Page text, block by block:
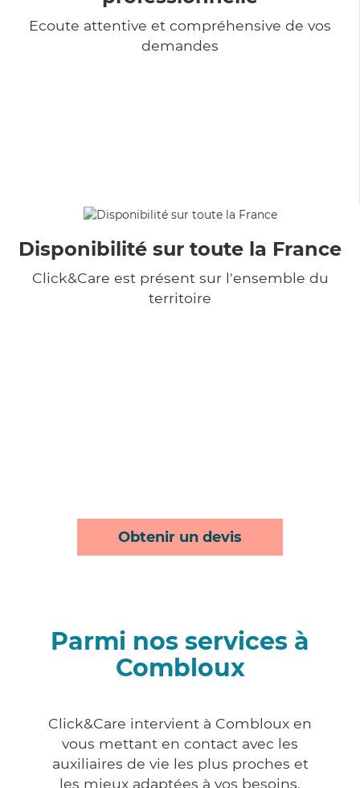
Ecoute attentive et compréhensive de vos
demandes
Disponibilité sur toute la France
Click&Care est présent sur l'ensemble du
territoire
Obtenir un devis
Parmi nos services à
Combloux
Click&Care intervient à Combloux en
vous mettant en contact avec les
auxiliaires de vie les plus proches et
les mieux adaptées à vos besoins.